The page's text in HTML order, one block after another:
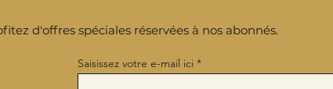
d'offres spéciales réservées à nos abonnés.
Saisissez votre e-mail ici